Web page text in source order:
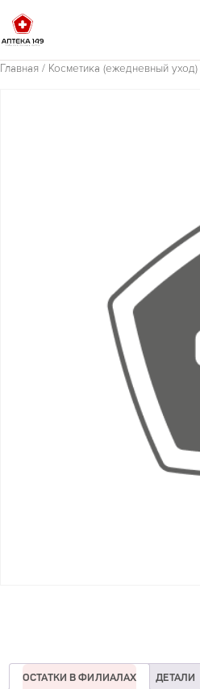
Главная / Косметика (ежедневный уход)
ОСТАТКИ В ФИЛИАЛАХ ДЕТАЛИ